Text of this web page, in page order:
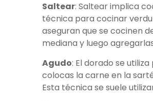
Saltear: Saltear implica
técnica para cocinar
aseguran que se cocinen
mediana y luego
Agudo: El dorado se
colocas la carne en la
Esta técnica se suele